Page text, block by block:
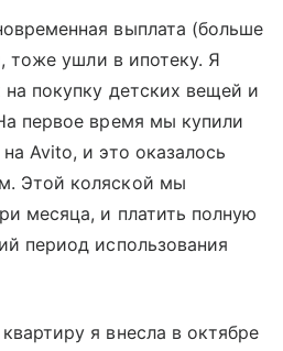
выплата (больше
тоже ушли в ипотеку. Я
покупку детских вещей и
первое время мы купили
Avito, и это оказалось
Этой коляской мы
месяца, и платить полную
период использования
я внесла в октябре